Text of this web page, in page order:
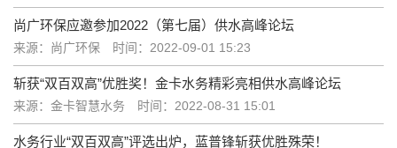
尚广环保应邀参加2022（第七届）供水高峰论坛
来源：尚广环保 时间：2022-09-01 15:23
斩获“双百双高”优胜奖！金卡水务精彩亮相供水高峰论坛
来源：金卡智慧水务 时间：2022-08-31 15:01
水务行业“双百双高”评选出炉，蓝普锋斩获优胜殊荣！